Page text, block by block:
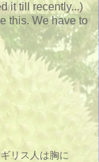
it till recently...)
this. We have to
リス人は胸に